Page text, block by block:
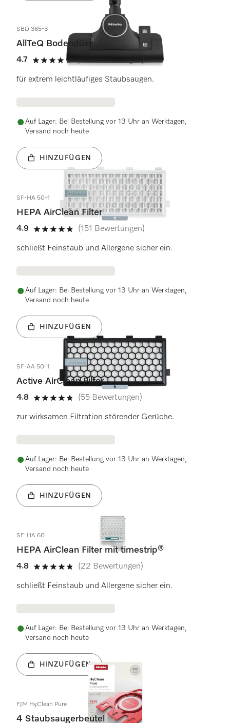
SBD 365-3
AllTeQ Bodendüse
4.7
4.7 Sterne von 5
(121 Bewertungen)
für extrem leichtläufiges Staubsaugen.
Auf Lager: Bei Bestellung vor 13 Uhr an Werktagen,
Versand noch heute
HINZUFÜGEN
SF-HA 50-1
HEPA AirClean Filter
4.9
4.9 Sterne von 5
(151 Bewertungen)
schließt Feinstaub und Allergene sicher ein.
Auf Lager: Bei Bestellung vor 13 Uhr an Werktagen,
Versand noch heute
HINZUFÜGEN
SF-AA 50-1
Active AirClean Filter
4.8
4.8 Sterne von 5
(55 Bewertungen)
zur wirksamen Filtration störender Gerüche.
Auf Lager: Bei Bestellung vor 13 Uhr an Werktagen,
Versand noch heute
HINZUFÜGEN
SF-HA 60
HEPA AirClean Filter mit timestrip®
4.8
4.8 Sterne von 5
(22 Bewertungen)
schließt Feinstaub und Allergene sicher ein.
Auf Lager: Bei Bestellung vor 13 Uhr an Werktagen,
Versand noch heute
HINZUFÜGEN
FJM HyClean Pure
4 Staubsaugerbeutel